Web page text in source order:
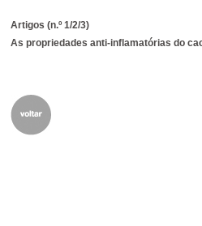
Artigos (n.º 1/2/3)
As propriedades anti-inflamatórias do